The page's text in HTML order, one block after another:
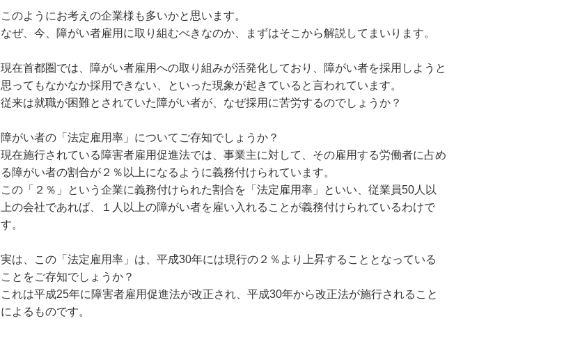
このようにお考えの企業様も多いかと思います。
なぜ、今、障がい者雇用に取り組むべきなのか、まずはそこから解説してまいります。
現在首都圏では、障がい者雇用への取り組みが活発化しており、障がい者を採用しようと
思ってもなかなか採用できない、といった現象が起きていると言われています。
従来は就職が困難とされていた障がい者が、なぜ採用に苦労するのでしょうか？
障がい者の「法定雇用率」についてご存知でしょうか？
現在施行されている障害者雇用促進法では、事業主に対して、その雇用する労働者に占め
る障がい者の割合が２％以上になるように義務付けられています。
この「２％」という企業に義務付けられた割合を「法定雇用率」といい、従業員50人以
上の会社であれば、１人以上の障がい者を雇い入れることが義務付けられているわけで
す。
実は、この「法定雇用率」は、平成30年には現行の２％より上昇することとなっている
ことをご存知でしょうか？
これは平成25年に障害者雇用促進法が改正され、平成30年から改正法が施行されること
によるものです。